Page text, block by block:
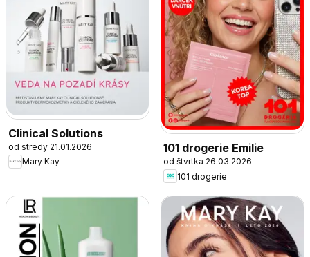
Clinical Solutions
od stredy 21.01.2026
Mary Kay
101 drogerie Emilie
od štvrtka 26.03.2026
101 drogerie